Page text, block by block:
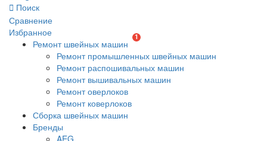
Поиск
Сравнение
Избранное
1
Ремонт швейных машин
Ремонт промышленных швейных машин
Ремонт распошивальных машин
Ремонт вышивальных машин
Ремонт оверлоков
Ремонт коверлоков
Сборка швейных машин
Бренды
AEG